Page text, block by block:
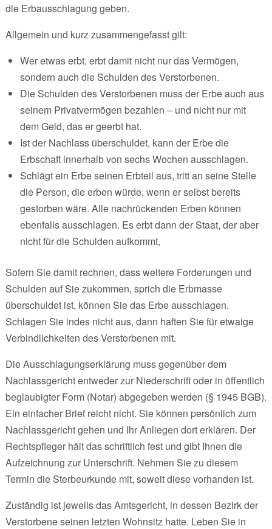
die Erbausschlagung geben.
Allgemein und kurz zusammengefasst gilt:
Wer etwas erbt, erbt damit nicht nur das Vermögen,
sondern auch die Schulden des Verstorbenen.
Die Schulden des Verstorbenen muss der Erbe auch aus
seinem Privatvermögen bezahlen – und nicht nur mit
dem Geld, das er geerbt hat.
Ist der Nachlass überschuldet, kann der Erbe die
Erbschaft innerhalb von sechs Wochen ausschlagen.
Schlägt ein Erbe seinen Erbteil aus, tritt an seine Stelle
die Person, die erben würde, wenn er selbst bereits
gestorben wäre. Alle nachrückenden Erben können
ebenfalls ausschlagen. Es erbt dann der Staat, der aber
nicht für die Schulden aufkommt,
Sofern Sie damit rechnen, dass weitere Forderungen und
Schulden auf Sie zukommen, sprich die Erbmasse
überschuldet ist, können Sie das Erbe ausschlagen.
Schlagen Sie indes nicht aus, dann haften Sie für etwaige
Verbindlichkeiten des Verstorbenen mit.
Die Ausschlagungserklärung muss gegenüber dem
Nachlassgericht entweder zur Niederschrift oder in öffentlich
beglaubigter Form (Notar) abgegeben werden (§ 1945 BGB).
Ein einfacher Brief reicht nicht. Sie können persönlich zum
Nachlassgericht gehen und Ihr Anliegen dort erklären. Der
Rechtspfleger hält das schriftlich fest und gibt Ihnen die
Aufzeichnung zur Unterschrift. Nehmen Sie zu diesem
Termin die Sterbeurkunde mit, soweit diese vorhanden ist.
Zuständig ist jeweils das Amtsgericht, in dessen Bezirk der
Verstorbene seinen letzten Wohnsitz hatte. Leben Sie in